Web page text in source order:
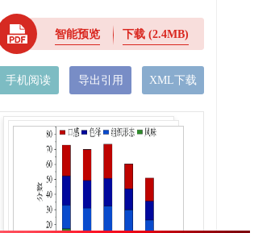
智能预览 下载(2.4MB)
手机阅读 导出引用 XML下载